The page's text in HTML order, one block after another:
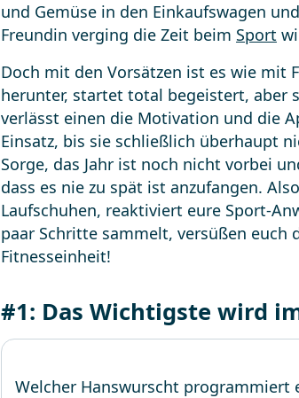
und Gemüse in den Einkaufswagen
Freundin verging die Zeit beim Sport
Doch mit den Vorsätzen ist es wie mit
herunter, startet total begeistert, aber
verlässt einen die Motivation und die
Einsatz, bis sie schließlich überhaupt
Sorge, das Jahr ist noch nicht vorbei
dass es nie zu spät ist anzufangen.
Laufschuhen, reaktiviert eure Sport-
paar Schritte sammelt, versüßen euch
Fitnesseinheit!
#1: Das Wichtigste wird
Welcher Hanswurscht programmiert